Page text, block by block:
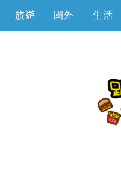
旅遊 國外 生活